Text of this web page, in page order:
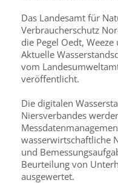
Das Landesamt für
Verbraucherschutz
die Pegel Oedt,
Aktuelle
vom
veröffentlicht.
Die digitalen
Niersverbandes
wasserwirtschaftliche
und
Beurteilung von
ausgewertet.